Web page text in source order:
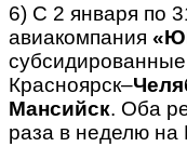
6) С 2 января по
авиакомпания
Красноярск–
Мансийск. Оба
раза в неделю на